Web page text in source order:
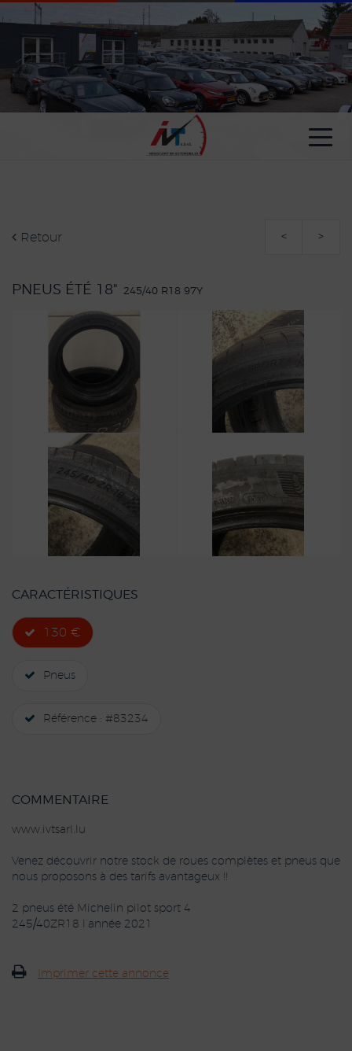
Retour < >
PNEUS ÉTÉ 18" 245/40 R18 97Y
CARACTÉRISTIQUES
130 €
Pneus
Référence : #83234
COMMENTAIRE
www.ivtsarl.lu
Venez découvrir notre stock de roues complètes et pneus que
nous proposons à des tarifs avantageux !!
2 pneus été Michelin pilot sport 4
245/40ZR18 l’année 2021
Imprimer cette annonce
Paramètres avancés des cookies